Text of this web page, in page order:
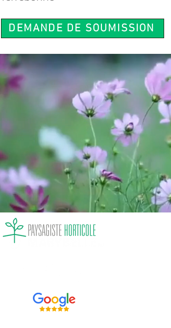
DEMANDE DE SOUMISSION